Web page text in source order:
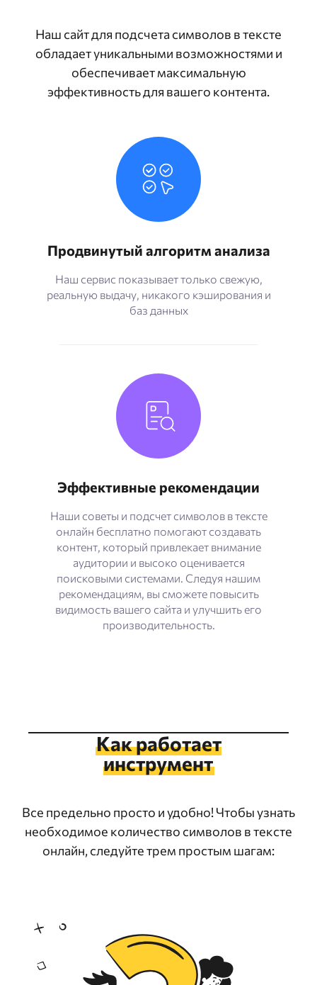
Наш сайт для подсчета символов в тексте
обладает уникальными возможностями и
обеспечивает максимальную
эффективность для вашего контента.
Продвинутый алгоритм анализа
Наш сервис показывает только свежую,
реальную выдачу, никакого кэширования и
баз данных
Эффективные рекомендации
Наши советы и подсчет символов в тексте
онлайн бесплатно помогают создавать
контент, который привлекает внимание
аудитории и высоко оценивается
поисковыми системами. Следуя нашим
рекомендациям, вы сможете повысить
видимость вашего сайта и улучшить его
производительность.
Как работает
инструмент
Все предельно просто и удобно! Чтобы узнать
необходимое количество символов в тексте
онлайн, следуйте трем простым шагам: